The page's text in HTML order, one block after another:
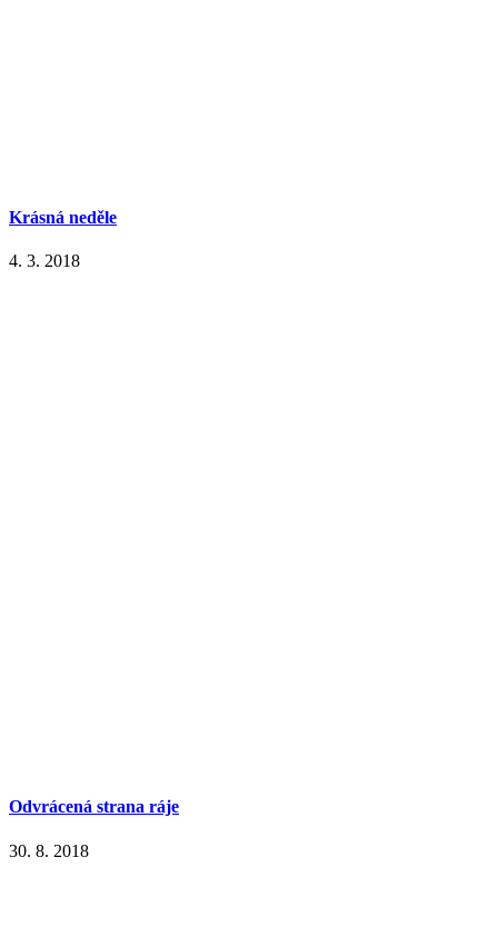
Krásná neděle
4. 3. 2018
Odvrácená strana ráje
30. 8. 2018